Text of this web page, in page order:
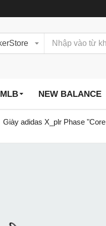
MLB NEW BALANCE
Giày adidas X_plr Phase